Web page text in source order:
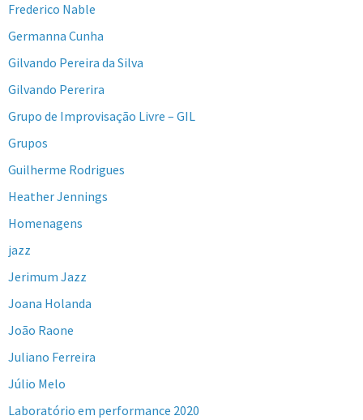
Frederico Nable
Germanna Cunha
Gilvando Pereira da Silva
Gilvando Pererira
Grupo de Improvisação Livre – GIL
Grupos
Guilherme Rodrigues
Heather Jennings
Homenagens
jazz
Jerimum Jazz
Joana Holanda
João Raone
Juliano Ferreira
Júlio Melo
Laboratório em performance 2020